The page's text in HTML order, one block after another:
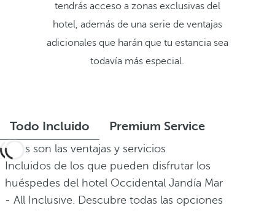
tendrás acceso a zonas exclusivas del
hotel, además de una serie de ventajas
adicionales que harán que tu estancia sea
todavía más especial.
Todo Incluido Premium Service
Estas son las ventajas y servicios
Incluidos de los que pueden disfrutar los
huéspedes del hotel Occidental Jandía Mar
- All Inclusive. Descubre todas las opciones